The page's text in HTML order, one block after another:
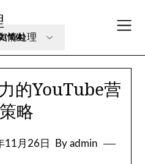
情处理
的YouTube营
略
11月26日 By admin